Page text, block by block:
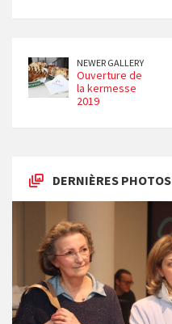
NEWER GALLERY
Ouverture de
la kermesse
2019
DERNIÈRES PHOTOS